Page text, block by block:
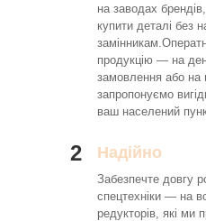
на заводах
купити деталі без
продукцію — на
замовлення або на
запропонуємо
ваш населений
2 Надійно
Забезпечте довгу
спецтехніки — на
редукторів, які ми